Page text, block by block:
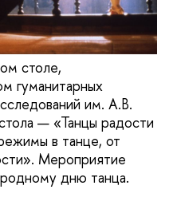
столе,
гуманитарных
им. А.В.
— «Танцы радости
в танце, от
Мероприятие
дню танца.